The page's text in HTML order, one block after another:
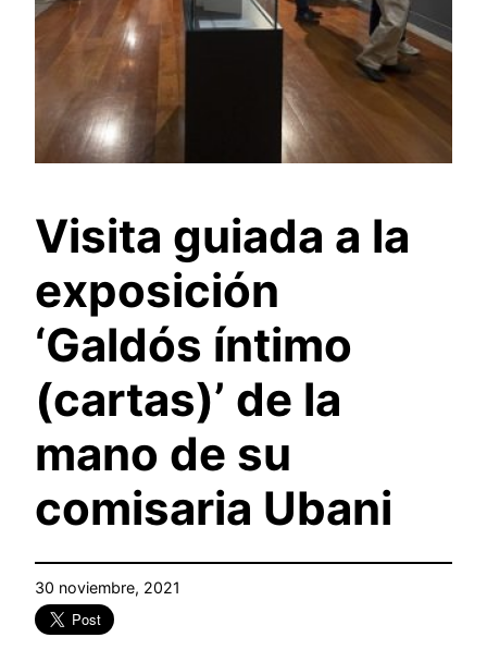
Visita guiada a la
exposición
‘Galdós íntimo
(cartas)’ de la
mano de su
comisaria Ubani
30 noviembre, 2021